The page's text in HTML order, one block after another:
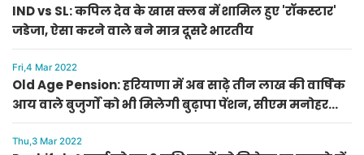
IND vs SL: कपिल देव के खास क्लब में शामिल हुए 'रॉकस्टार'
जडेजा, ऐसा करने वाले बने मात्र दूसरे भारतीय
Fri,4 Mar 2022
Old Age Pension: हरियाणा में अब साढ़े तीन लाख की वार्षिक
आय वाले बुजुर्गों को भी मिलेगी बुढ़ापा पेंशन, सीएम मनोहर
लाल का ऐलान
Thu,3 Mar 2022